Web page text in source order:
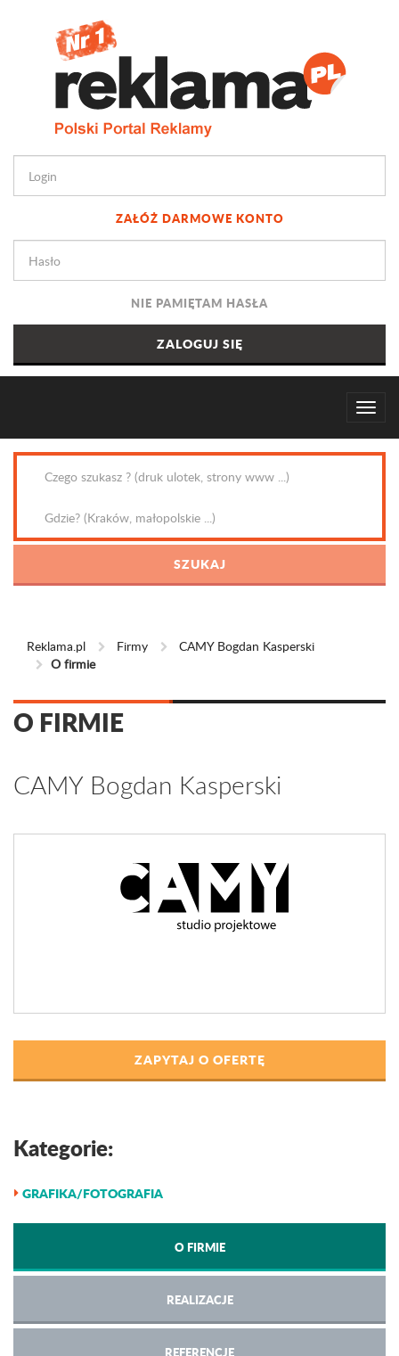
ZAŁÓŻ DARMOWE KONTO
NIE PAMIĘTAM HASŁA
Reklama.pl Firmy
CAMY Bogdan Kasperski
O firmie
O FIRMIE
CAMY Bogdan Kasperski
ZAPYTAJ O OFERTĘ
Kategorie:
GRAFIKA/FOTOGRAFIA
O FIRMIE
REALIZACJE
REFERENCJE